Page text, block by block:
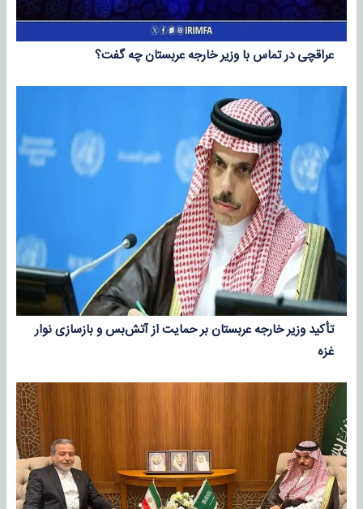
عراقچی در تماس با وزیر خارجه عربستان چه گفت؟
تأکید وزیر خارجه عربستان بر حمایت از آتش‌بس و بازسازی نوار
غزه